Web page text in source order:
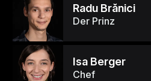
Radu Brănici
Der Prinz
Isa Berger
Chef